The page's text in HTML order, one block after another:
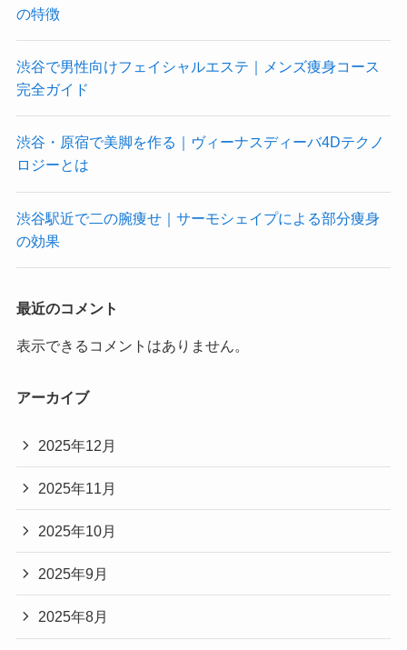
の特徴
渋谷で男性向けフェイシャルエステ｜メンズ痩身コース
完全ガイド
渋谷・原宿で美脚を作る｜ヴィーナスディーバ4Dテクノ
ロジーとは
渋谷駅近で二の腕痩せ｜サーモシェイプによる部分痩身
の効果
最近のコメント
表示できるコメントはありません。
アーカイブ
2025年12月
2025年11月
2025年10月
2025年9月
2025年8月